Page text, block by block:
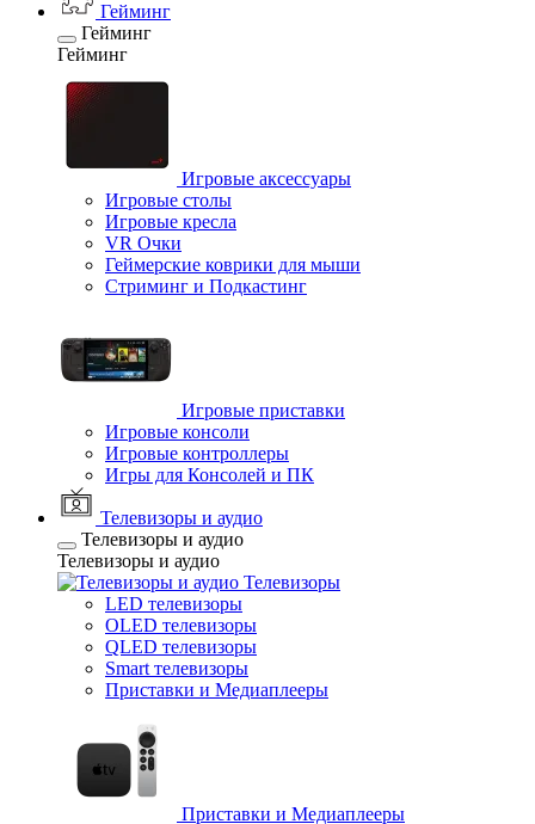
Гейминг
Гейминг
Гейминг
Игровые аксессуары
Игровые столы
Игровые кресла
VR Очки
Геймерские коврики для мыши
Стриминг и Подкастинг
Игровые приставки
Игровые консоли
Игровые контроллеры
Игры для Консолей и ПК
Телевизоры и аудио
Телевизоры и аудио
Телевизоры и аудио
Телевизоры
LED телевизоры
OLED телевизоры
QLED телевизоры
Smart телевизоры
Приставки и Медиаплееры
Приставки и Медиаплееры